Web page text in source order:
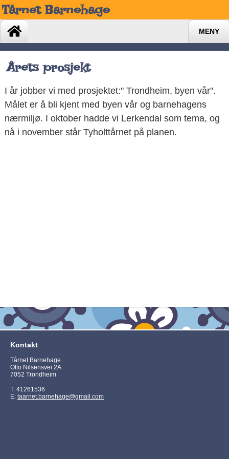
Tårnet Barnehage
MENY
Årets prosjekt
I år jobber vi med prosjektet:" Trondheim, byen vår".
Målet er å bli kjent med byen vår og barnehagens
nærmiljø. I oktober hadde vi Lerkendal som tema, og
nå i november står Tyholttårnet på planen.
Kontakt
Tårnet Barnehage
Otto Nilsensvei 2A
7052 Trondheim
T: 41261536
E: taarnet.barnehage@gmail.com